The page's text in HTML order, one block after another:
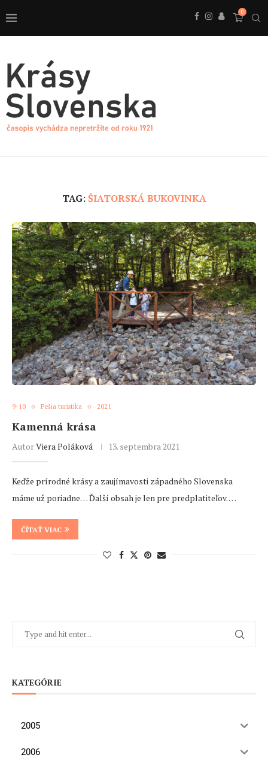
0
TAG:ŠIATORSKÁ BUKOVINKA
9-10 Pešia turistika 2021
Kamenná krása
AutorViera Poláková 13. septembra 2021
Keďže prírodné krásy a zaujímavosti západného Slovenska
máme už poriadne… Ďalší obsah je len pre predplatiteľov. …
ČÍTAŤ VIAC
KATEGÓRIE
2005
2006